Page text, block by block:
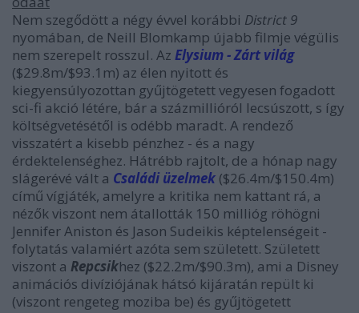
Nem szegődött a négy évvel korábbi District 9
nyomában, de Neill Blomkamp újabb filmje végülis
nem szerepelt rosszul. Az Elysium - Zárt világ
($29.8m/$93.1m) az élen nyitott és
kiegyensúlyozottan gyűjtögetett vegyesen fogadott
sci-fi akció létére, bár a százmillióról lecsúszott, s így
költségvetésétől is odébb maradt. A rendező
visszatért a kisebb pénzhez - és a nagy
érdektelenséghez. Hátrébb rajtolt, de a hónap nagy
slágerévé vált a Családi üzelmek ($26.4m/$150.4m)
című vígjáték, amelyre a kritika nem kattant rá, a
nézők viszont nem átallották 150 millióg röhögni
Jennifer Aniston és Jason Sudeikis képtelenségeit -
folytatás valamiért azóta sem született. Született
viszont a Repcsikhez ($22.2m/$90.3m), ami a Disney
animációs divíziójának hátsó kijáratán repült ki
(viszont rengeteg moziba be) és gyűjtögetett